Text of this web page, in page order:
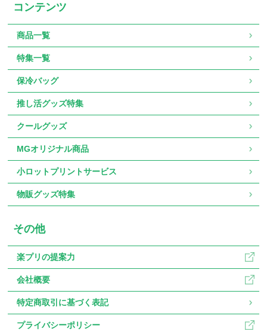
コンテンツ
商品一覧
特集一覧
保冷バッグ
推し活グッズ特集
クールグッズ
MGオリジナル商品
小ロットプリントサービス
物販グッズ特集
その他
楽プリの提案力
会社概要
特定商取引に基づく表記
プライバシーポリシー